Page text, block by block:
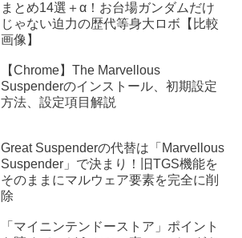
まとめ14選＋α！お台場ガンダムだけ
じゃない迫力の歴代等身大ロボ【比較
画像】
【Chrome】The Marvellous
Suspenderのインストール、初期設定
方法、設定項目解説
Great Suspenderの代替は「Marvellous
Suspender」で決まり！旧TGS機能を
そのままにマルウェア要素を完全に削
除
「マイニンテンドーストア」ポイント